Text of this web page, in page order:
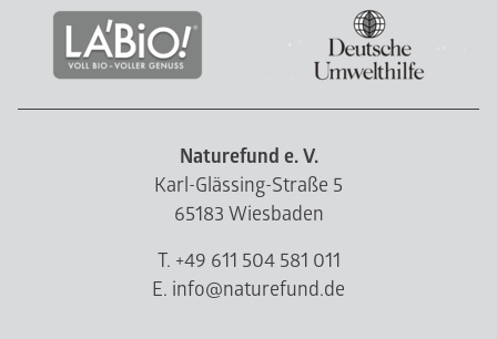
Naturefund e. V.
Karl-Glässing-Straße 5
65183 Wiesbaden
T. +49 611 504 581 011
E. info@naturefund.de